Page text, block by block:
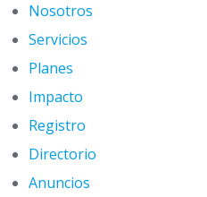
Nosotros
Servicios
Planes
Impacto
Registro
Directorio
Anuncios